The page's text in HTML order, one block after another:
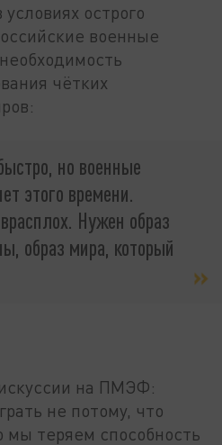
острого
военные
чётких
но военные
этого времени.
Нужен образ
образ мира, который
на ПМЭФ:
не потому, что
мы теряем способность